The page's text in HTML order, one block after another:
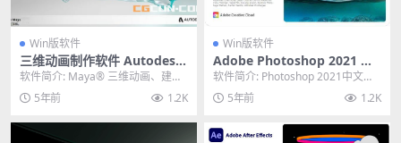
Win版软件
三维动画制作软件 Autodesk
Maya 2022 Win 中文/英文多
语言 破解版
软件简介: Maya® 三维动画、建
模、仿真和渲染软件提供了一个功
能强大的集成工...
5年前 1.2K
Win版软件
Adobe Photoshop 2021 专
业图像处理软件PS 2021 Win
中英文破解版
软件简介: Photoshop 2021中文直
装版是由Adobe公司开发和发行
的...5年前 1.2K